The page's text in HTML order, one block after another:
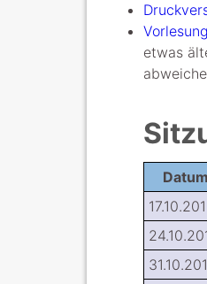
etwas